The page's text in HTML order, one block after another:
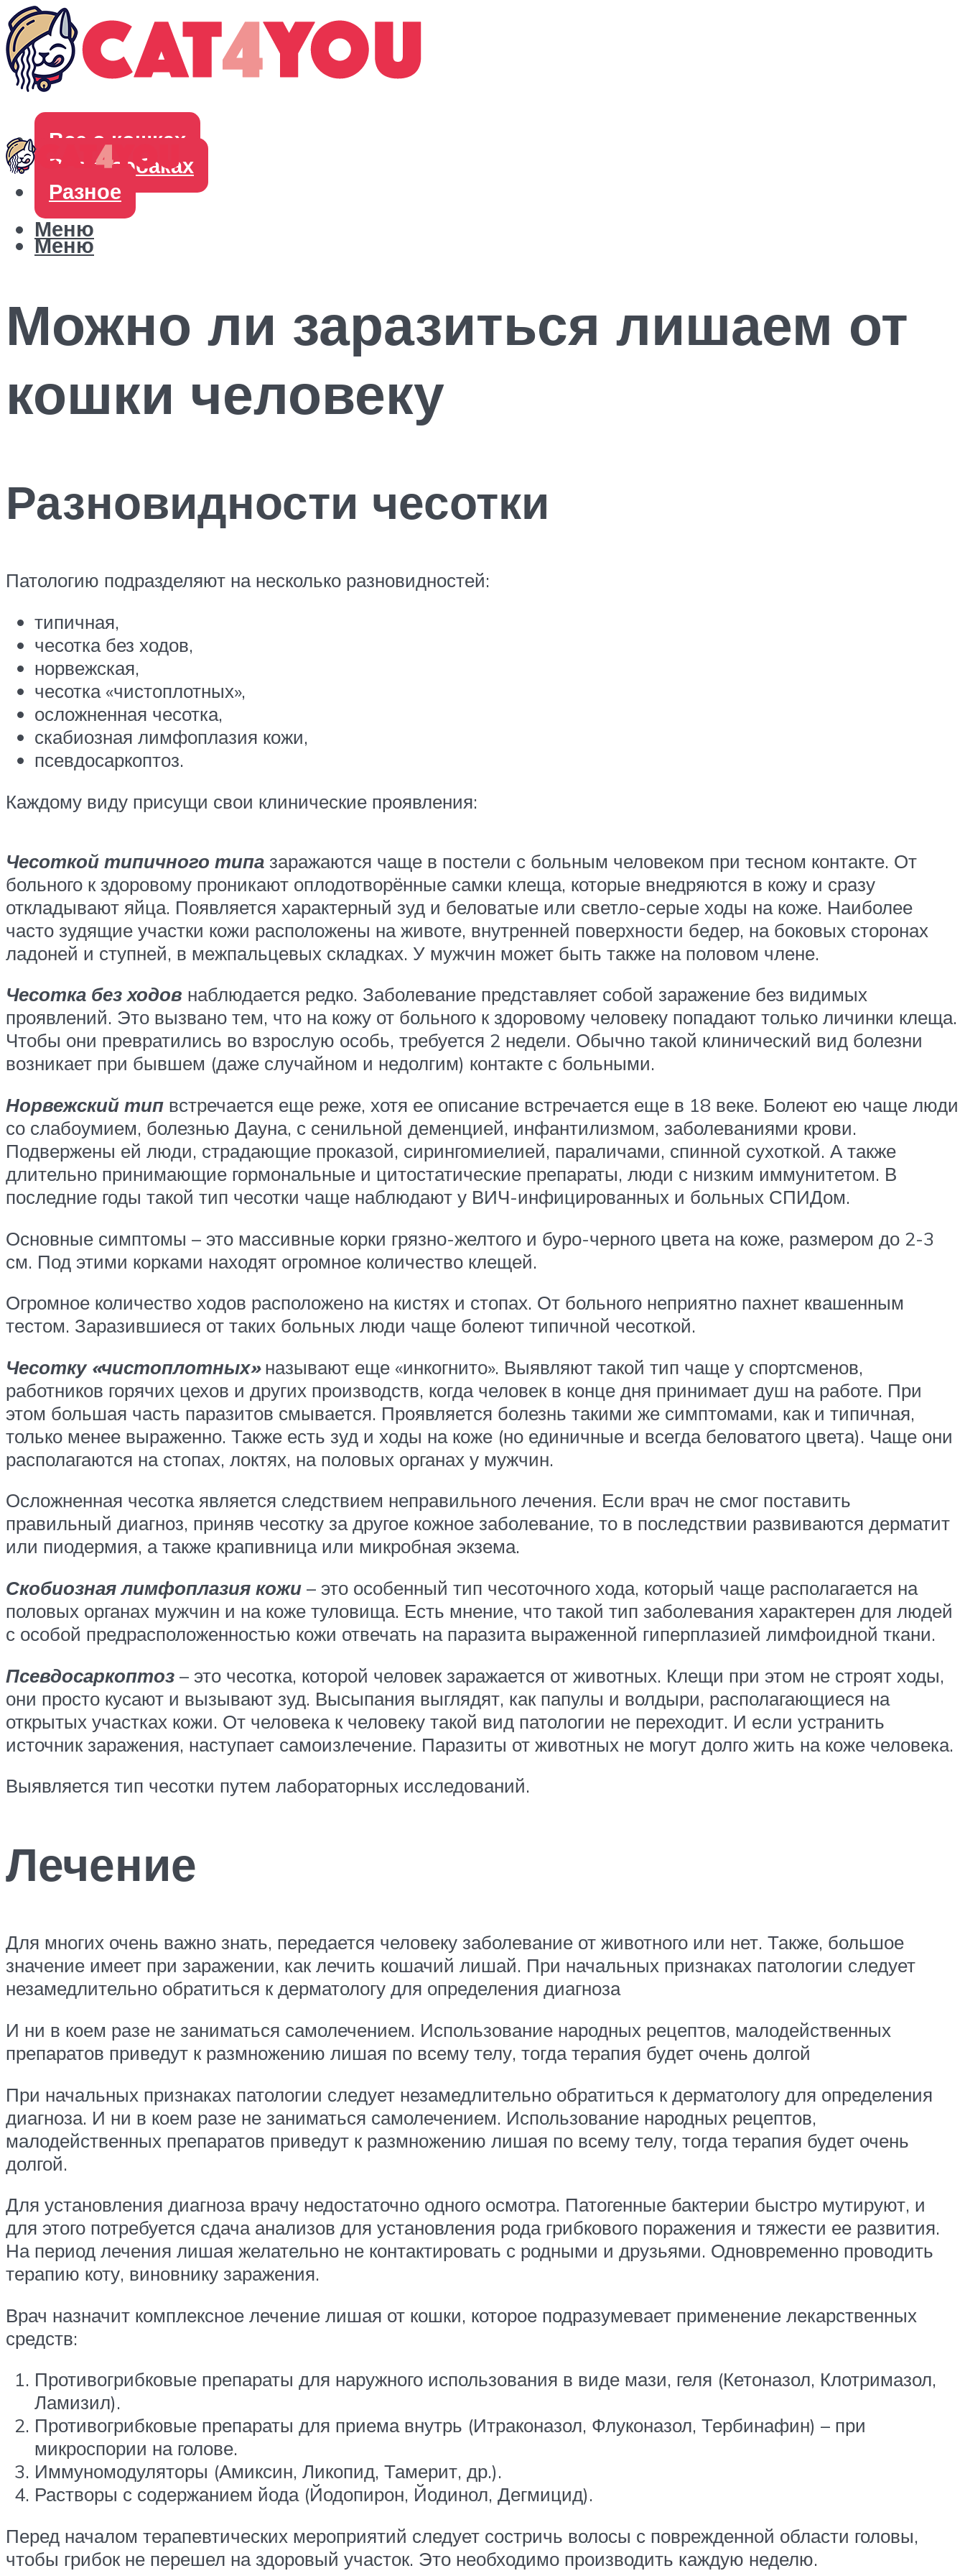
Все о кошках
Все о собаках
Разное
Меню
Меню
Можно ли заразиться лишаем от
кошки человеку
Разновидности чесотки
Патологию подразделяют на несколько разновидностей:
типичная,
чесотка без ходов,
норвежская,
чесотка «чистоплотных»,
осложненная чесотка,
скабиозная лимфоплазия кожи,
псевдосаркоптоз.
Каждому виду присущи свои клинические проявления:
Чесоткой типичного типа заражаются чаще в постели с больным человеком при тесном контакте. От
больного к здоровому проникают оплодотворённые самки клеща, которые внедряются в кожу и сразу
откладывают яйца. Появляется характерный зуд и беловатые или светло-серые ходы на коже. Наиболее
часто зудящие участки кожи расположены на животе, внутренней поверхности бедер, на боковых сторонах
ладоней и ступней, в межпальцевых складках. У мужчин может быть также на половом члене.
Чесотка без ходов наблюдается редко. Заболевание представляет собой заражение без видимых
проявлений. Это вызвано тем, что на кожу от больного к здоровому человеку попадают только личинки клеща.
Чтобы они превратились во взрослую особь, требуется 2 недели. Обычно такой клинический вид болезни
возникает при бывшем (даже случайном и недолгим) контакте с больными.
Норвежский тип встречается еще реже, хотя ее описание встречается еще в 18 веке. Болеют ею чаще люди
со слабоумием, болезнью Дауна, с сенильной деменцией, инфантилизмом, заболеваниями крови.
Подвержены ей люди, страдающие проказой, сирингомиелией, параличами, спинной сухоткой. А также
длительно принимающие гормональные и цитостатические препараты, люди с низким иммунитетом. В
последние годы такой тип чесотки чаще наблюдают у ВИЧ-инфицированных и больных СПИДом.
Основные симптомы – это массивные корки грязно-желтого и буро-черного цвета на коже, размером до 2-3
см. Под этими корками находят огромное количество клещей.
Огромное количество ходов расположено на кистях и стопах. От больного неприятно пахнет квашенным
тестом. Заразившиеся от таких больных люди чаще болеют типичной чесоткой.
Чесотку «чистоплотных»называют еще «инкогнито». Выявляют такой тип чаще у спортсменов,
работников горячих цехов и других производств, когда человек в конце дня принимает душ на работе. При
этом большая часть паразитов смывается. Проявляется болезнь такими же симптомами, как и типичная,
только менее выраженно. Также есть зуд и ходы на коже (но единичные и всегда беловатого цвета). Чаще они
располагаются на стопах, локтях, на половых органах у мужчин.
Осложненная чесотка является следствием неправильного лечения. Если врач не смог поставить
правильный диагноз, приняв чесотку за другое кожное заболевание, то в последствии развиваются дерматит
или пиодермия, а также крапивница или микробная экзема.
Скобиозная лимфоплазия кожи – это особенный тип чесоточного хода, который чаще располагается на
половых органах мужчин и на коже туловища. Есть мнение, что такой тип заболевания характерен для людей
с особой предрасположенностью кожи отвечать на паразита выраженной гиперплазией лимфоидной ткани.
Псевдосаркоптоз – это чесотка, которой человек заражается от животных. Клещи при этом не строят ходы,
они просто кусают и вызывают зуд. Высыпания выглядят, как папулы и волдыри, располагающиеся на
открытых участках кожи. От человека к человеку такой вид патологии не переходит. И если устранить
источник заражения, наступает самоизлечение. Паразиты от животных не могут долго жить на коже человека.
Выявляется тип чесотки путем лабораторных исследований.
Лечение
Для многих очень важно знать, передается человеку заболевание от животного или нет. Также, большое
значение имеет при заражении, как лечить кошачий лишай. При начальных признаках патологии следует
незамедлительно обратиться к дерматологу для определения диагноза
И ни в коем разе не заниматься самолечением. Использование народных рецептов, малодейственных
препаратов приведут к размножению лишая по всему телу, тогда терапия будет очень долгой
При начальных признаках патологии следует незамедлительно обратиться к дерматологу для определения
диагноза. И ни в коем разе не заниматься самолечением. Использование народных рецептов,
малодейственных препаратов приведут к размножению лишая по всему телу, тогда терапия будет очень
долгой.
Для установления диагноза врачу недостаточно одного осмотра. Патогенные бактерии быстро мутируют, и
для этого потребуется сдача анализов для установления рода грибкового поражения и тяжести ее развития.
На период лечения лишая желательно не контактировать с родными и друзьями. Одновременно проводить
терапию коту, виновнику заражения.
Врач назначит комплексное лечение лишая от кошки, которое подразумевает применение лекарственных
средств:
Противогрибковые препараты для наружного использования в виде мази, геля (Кетоназол, Клотримазол,
Ламизил).
Противогрибковые препараты для приема внутрь (Итраконазол, Флуконазол, Тербинафин) – при
микроспории на голове.
Иммуномодуляторы (Амиксин, Ликопид, Тамерит, др.).
Растворы с содержанием йода (Йодопирон, Йодинол, Дегмицид).
Перед началом терапевтических мероприятий следует состричь волосы с поврежденной области головы,
чтобы грибок не перешел на здоровый участок. Это необходимо производить каждую неделю.